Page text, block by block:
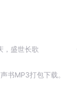
，盛世长歌
书MP3打包下载。